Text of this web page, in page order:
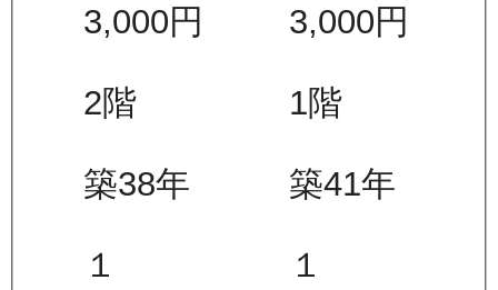
3,000円
2階
築38年
１
3,000円
1階
築41年
１